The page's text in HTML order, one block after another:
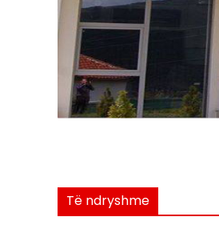
Të ndryshme